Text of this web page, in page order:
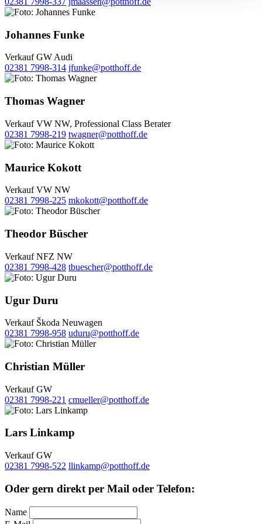
Johannes Funke
Verkauf GW Audi
02381 7998-314 jfunke@potthoff.de
Thomas Wagner
Verkauf VW NW, Professional Class Berater
02381 7998-219 twagner@potthoff.de
Maurice Kokott
Verkauf VW NW
02381 7998-225 mkokott@potthoff.de
Theodor Büscher
Verkauf NFZ NW
02381 7998-428 tbuescher@potthoff.de
Ugur Duru
Verkauf Škoda Neuwagen
02381 7998-958 uduru@potthoff.de
Christian Müller
Verkauf GW
02381 7998-221 cmueller@potthoff.de
Lars Linkamp
Verkauf GW
02381 7998-522 llinkamp@potthoff.de
Oder gern direkt per Mail oder Telefon:
Name